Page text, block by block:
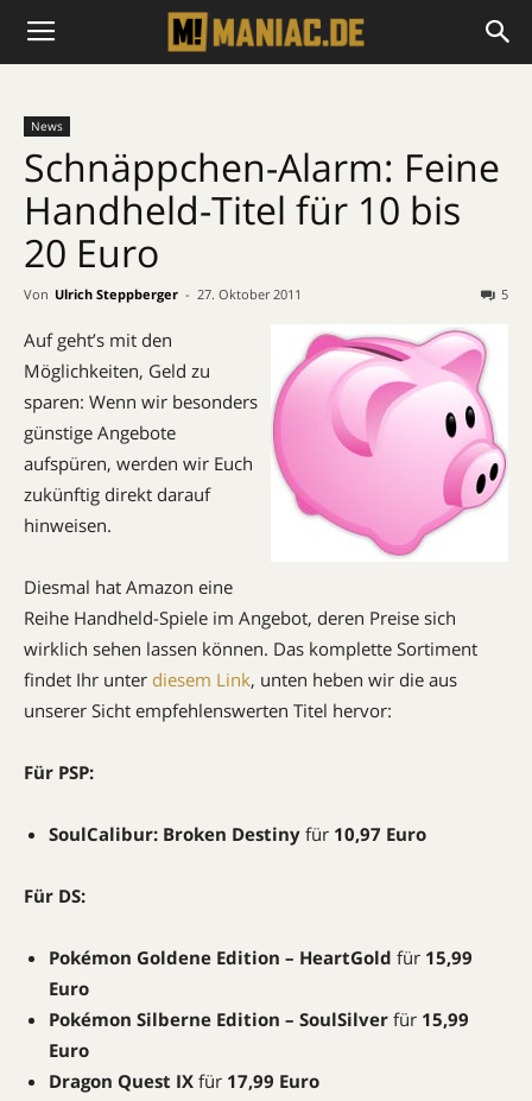
News
Schnäppchen-Alarm: Feine
Handheld-Titel für 10 bis
20 Euro
Von Ulrich Steppberger - 27. Oktober 2011 5
Auf geht’s mit den
Möglichkeiten, Geld zu
sparen: Wenn wir besonders
günstige Angebote
aufspüren, werden wir Euch
zukünftig direkt darauf
hinweisen.
Diesmal hat Amazon eine
Reihe Handheld-Spiele im Angebot, deren Preise sich
wirklich sehen lassen können. Das komplette Sortiment
findet Ihr unter diesem Link, unten heben wir die aus
unserer Sicht empfehlenswerten Titel hervor:
Für PSP:
SoulCalibur: Broken Destiny für 10,97 Euro
Für DS:
Pokémon Goldene Edition – HeartGold für 15,99
Euro
Pokémon Silberne Edition – SoulSilver für 15,99
Euro
Dragon Quest IX für 17,99 Euro